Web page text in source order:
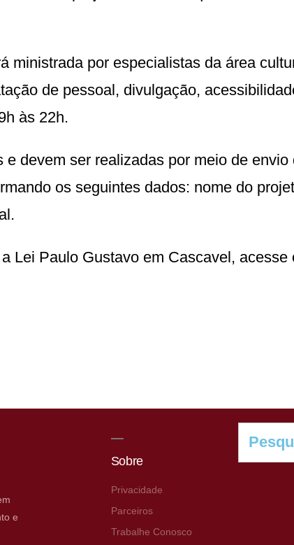
ministrada por especialistas da área
de pessoal, divulgação,
às 22h.
devem ser realizadas por meio de
os seguintes dados: nome do
Lei Paulo Gustavo em Cascavel, acesse
e
Sobre
Privacidade
Parceiros
Trabalhe Conosco